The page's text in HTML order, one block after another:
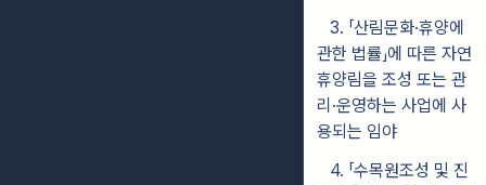
3. 「산림문화·휴양에
관한 법률」에 따른 자연
휴양림을 조성 또는 관
리·운영하는 사업에 사
용되는 임야
4. 「수목원조성 및 진